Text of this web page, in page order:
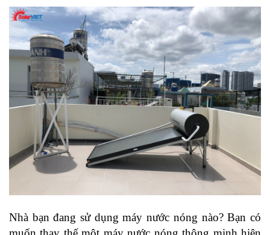
Nhà bạn đang sử dụng máy nước nóng nào? Bạn có